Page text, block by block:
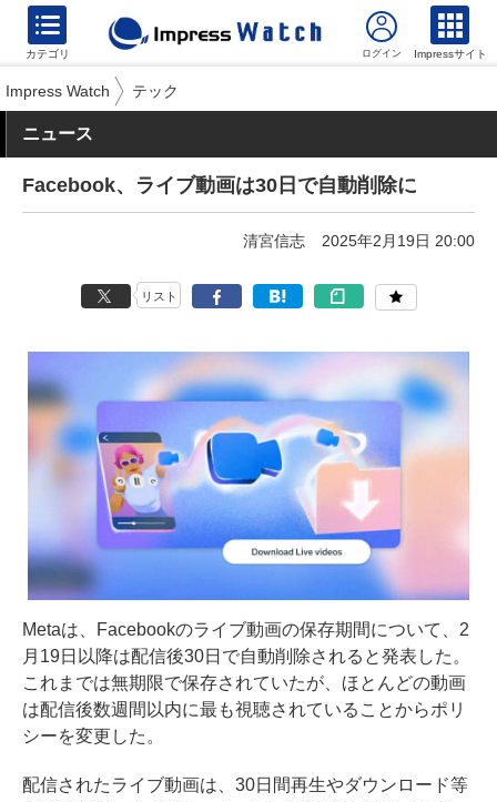
カテゴリ Impressサイト
Impress Watch テック
ニュース
Facebook、ライブ動画は30日で自動削除に
清宮信志 2025年2月19日 20:00
リスト
Metaは、Facebookのライブ動画の保存期間について、2
月19日以降は配信後30日で自動削除されると発表した。
これまでは無期限で保存されていたが、ほとんどの動画
は配信後数週間以内に最も視聴されていることからポリ
シーを変更した。
配信されたライブ動画は、30日間再生やダウンロード等